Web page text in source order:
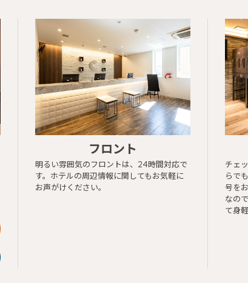
フロント
明るい雰囲気のフロントは、24時間対応で
す。ホテルの周辺情報に関してもお気軽に
お声がけください。
チェ
らで
号を
なの
て身